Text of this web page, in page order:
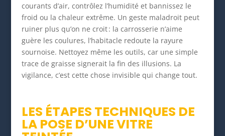
courants d’air, contrôlez l’humidité et bannissez le
froid ou la chaleur extrême. Un geste maladroit peut
ruiner plus qu’on ne croit : la carrosserie n’aime
guère les coulures, l’habitacle redoute la rayure
sournoise. Nettoyez même les outils, car une simple
trace de graisse signerait la fin des illusions. La
vigilance, c’est cette chose invisible qui change tout.
LES ÉTAPES TECHNIQUES DE
LA POSE D’UNE VITRE